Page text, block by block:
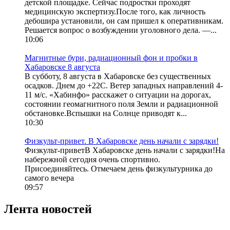
детской площадке. Сейчас подростки проходят
медицинскую экспертизу.После того, как личность
дебошира установили, он сам пришел к оперативникам.
Решается вопрос о возбуждении уголовного дела. —...
10:06
Магнитные бури, радиационный фон и пробки в
Хабаровске 8 августа
В субботу, 8 августа в Хабаровске без существенных
осадков. Днем до +22С. Ветер западных направлений 4-
11 м/с. «Хабинфо» расскажет о ситуации на дорогах,
состоянии геомагнитного поля Земли и радиационной
обстановке.Вспышки на Солнце приводят к...
10:30
Физкульт-привет. В Хабаровске день начали с зарядки!
Физкульт-приветВ Хабаровске день начали с зарядки!На
набережной сегодня очень спортивно.
Присоединяйтесь. Отмечаем день физкультурника до
самого вечера
09:57
Лента новостей